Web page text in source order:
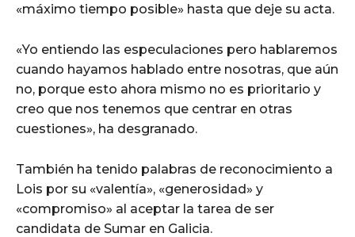
«máximo tiempo posible» hasta que deje su acta.
«Yo entiendo las especulaciones pero hablaremos
cuando hayamos hablado entre nosotras, que aún
no, porque esto ahora mismo no es prioritario y
creo que nos tenemos que centrar en otras
cuestiones», ha desgranado.
También ha tenido palabras de reconocimiento a
Lois por su «valentía», «generosidad» y
«compromiso» al aceptar la tarea de ser
candidata de Sumar en Galicia.